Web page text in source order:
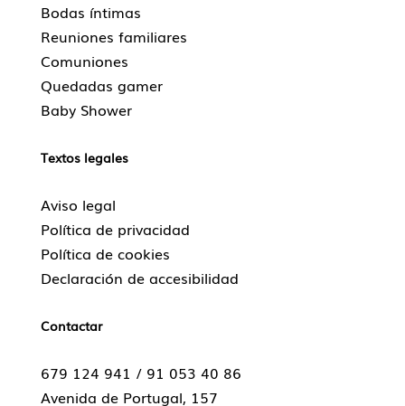
Bodas íntimas
Reuniones familiares
Comuniones
Quedadas gamer
Baby Shower
Textos legales
Aviso legal
Política de privacidad
Política de cookies
Declaración de accesibilidad
Contactar
679 124 941 / 91 053 40 86
Avenida de Portugal, 157